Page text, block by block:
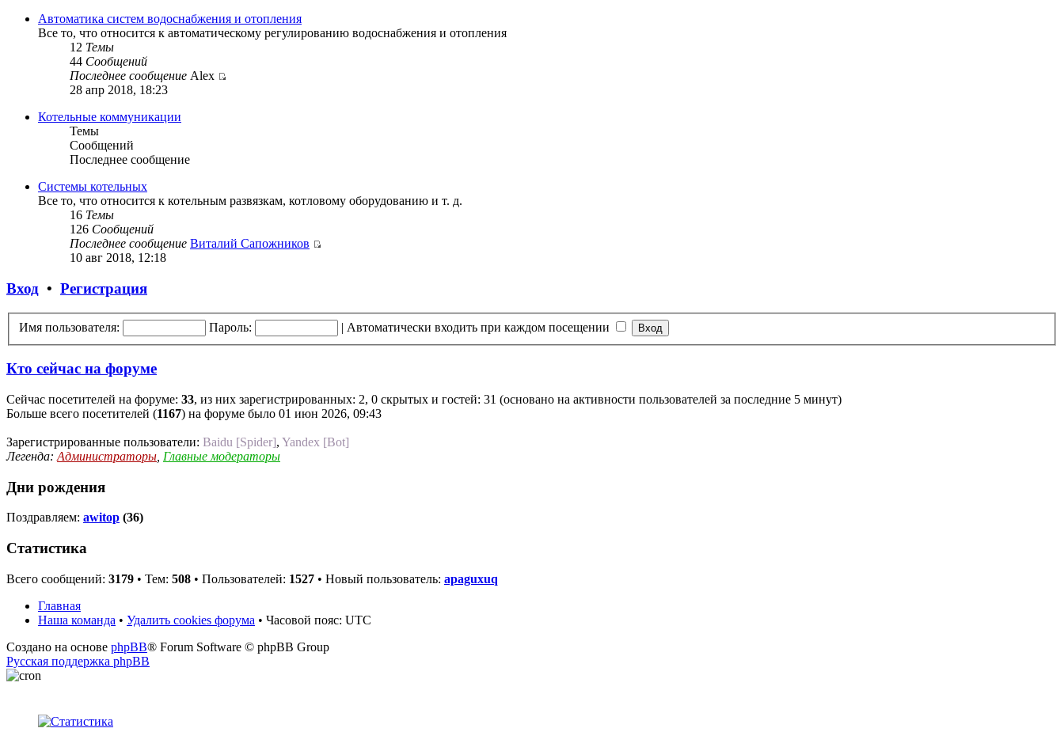
Автоматика систем водоснабжения и отопления
Все то, что относится к автоматическому регулированию водоснабжения и отопления
12 Темы
44 Сообщений
Последнее сообщение Alex
28 апр 2018, 18:23
Котельные коммуникации
Темы
Сообщений
Последнее сообщение
Системы котельных
Все то, что относится к котельным развязкам, котловому оборудованию и т. д.
16 Темы
126 Сообщений
Последнее сообщение Виталий Сапожников
10 авг 2018, 12:18
Вход • Регистрация
Имя пользователя: Пароль: | Автоматически входить при каждом посещении
Кто сейчас на форуме
Сейчас посетителей на форуме: 33, из них зарегистрированных: 2, 0 скрытых и гостей: 31 (основано на активности пользователей за последние 5 минут)
Больше всего посетителей (1167) на форуме было 01 июн 2026, 09:43
Зарегистрированные пользователи: Baidu [Spider], Yandex [Bot]
Легенда: Администраторы Главные модераторы
Дни рождения
Поздравляем: awitop (36)
Статистика
Всего сообщений: 3179 • Тем: 508 • Пользователей: 1527 • Новый пользователь: apaguxuq
Главная
Наша команда • Удалить cookies форума • Часовой пояс: UTC
Создано на основе phpBB® Forum Software © phpBB Group
Русская поддержка phpBB